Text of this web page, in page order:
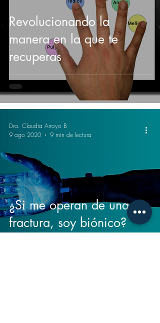
Revolucionando la
manera en la que te
recuperas
¿Si me operan de una
fractura, soy biónico?
Dra. Claudia Arroyo B
9 ago 2020
9 min de lectura